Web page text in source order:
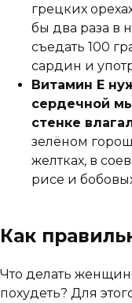
грецких
бы два раза в
съедать 100
сардин и
Витамин Е
сердечной
стенке
зелёном
желтках, в
рисе и
Как
Что делать
похудеть? Для